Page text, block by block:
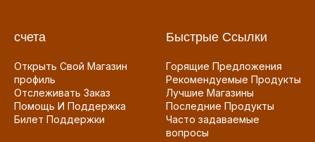
счета
Открыть Свой Магазин
профиль
Отслеживать Заказ
Помощь И Поддержка
Билет Поддержки
Быстрые Ссылки
Горящие Предложения
Рекомендуемые Продукты
Лучшие Магазины
Последние Продукты
Часто задаваемые
вопросы